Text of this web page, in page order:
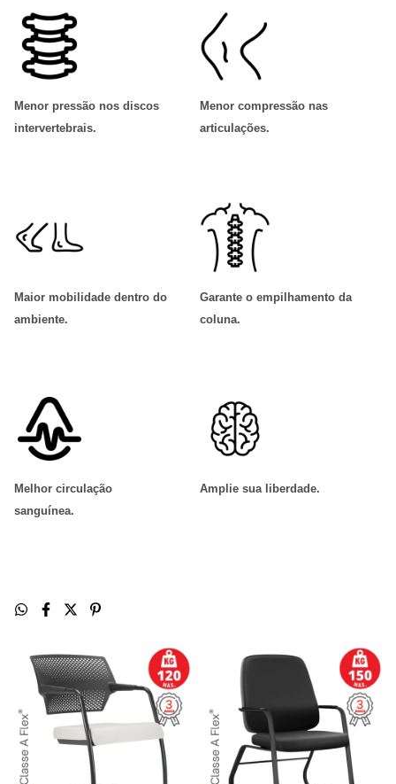
Menor pressão nos discos
intervertebrais.
Menor compressão nas
articulações.
Maior mobilidade dentro do
ambiente.
Garante o empilhamento da
coluna.
Melhor circulação
sanguínea.
Amplie sua liberdade.